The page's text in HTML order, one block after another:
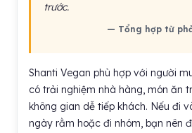
trước.
— Tổng hợp từ
Shanti Vegan phù hợp với người
có trải nghiệm nhà hàng, món ăn
không gian dễ tiếp khách. Nếu đi
ngày rằm hoặc đi nhóm, bạn nên